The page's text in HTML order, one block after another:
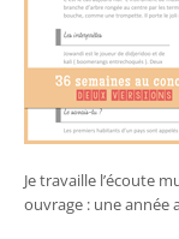
Je travaille l’écoute
ouvrage : une année